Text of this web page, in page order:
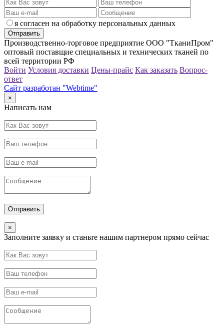
я согласен на обработку персональных данных
Производственно-торговое предприятие ООО "ТканиПром"
оптовый поставщие специальных и технических тканей по
всей территории РФ
Войти Условия доставки Цены-прайс Как заказать Вопрос-
ответ
Сайт разработан "Webtime"
×
Написать нам
×
Заполните заявку и станьте нашим партнером прямо сейчас